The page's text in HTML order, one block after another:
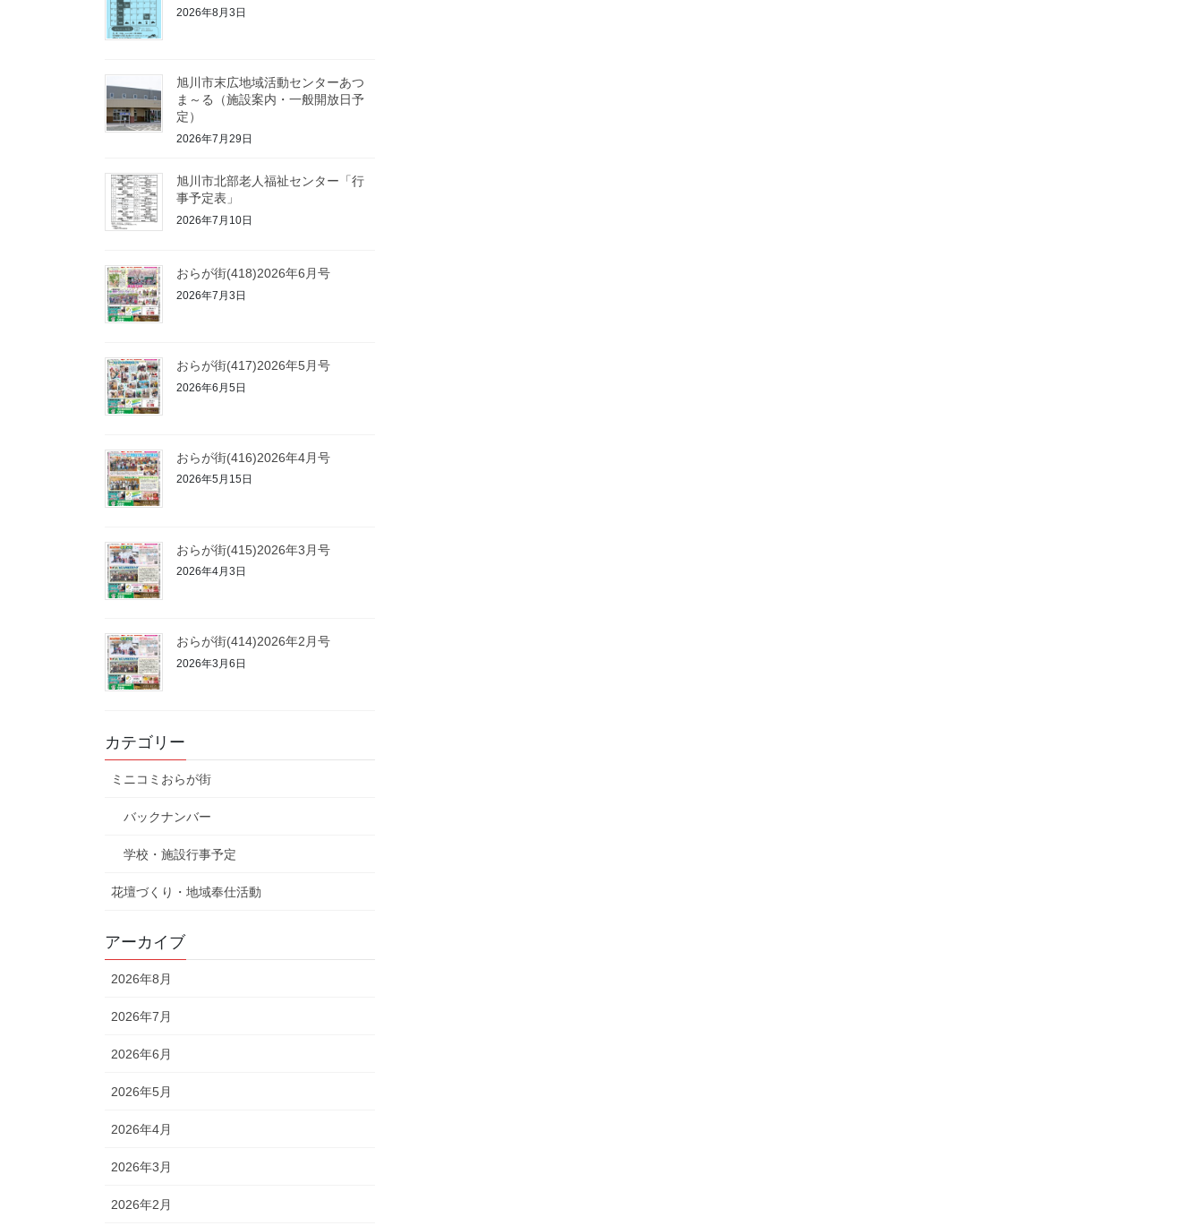
2026年8月3日
旭川市末広地域活動センターあつ
ま～る（施設案内・一般開放日予
定）
2026年7月29日
旭川市北部老人福祉センター「行
事予定表」
2026年7月10日
おらが街(418)2026年6月号
2026年7月3日
おらが街(417)2026年5月号
2026年6月5日
おらが街(416)2026年4月号
2026年5月15日
おらが街(415)2026年3月号
2026年4月3日
おらが街(414)2026年2月号
2026年3月6日
カテゴリー
ミニコミおらが街
バックナンバー
学校・施設行事予定
花壇づくり・地域奉仕活動
アーカイブ
2026年8月
2026年7月
2026年6月
2026年5月
2026年4月
2026年3月
2026年2月